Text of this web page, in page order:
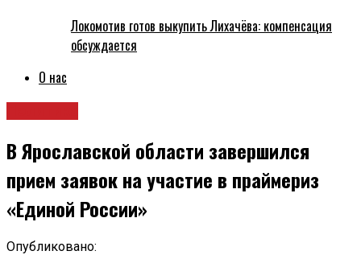
Локомотив готов выкупить Лихачёва: компенсация
обсуждается
О нас
В Ярославской области завершился
прием заявок на участие в праймериз
«Единой России»
Опубликовано: